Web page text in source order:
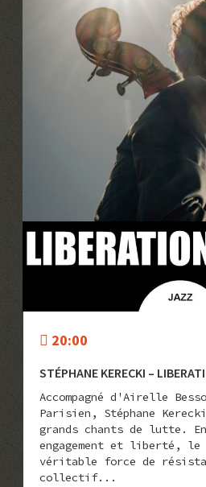
20:00
STÉPHANE KERECKI –
Accompagné d'Airelle
Parisien, Stéphane
grands chants de lutte.
engagement et liberté, le
véritable force de
collectif...